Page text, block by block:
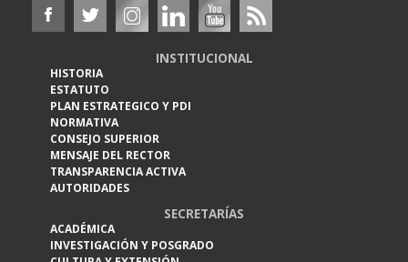
INSTITUCIONAL
HISTORIA
ESTATUTO
PLAN ESTRATEGICO Y PDI
NORMATIVA
CONSEJO SUPERIOR
MENSAJE DEL RECTOR
TRANSPARENCIA ACTIVA
AUTORIDADES
SECRETARÍAS
ACADÉMICA
INVESTIGACIÓN Y POSGRADO